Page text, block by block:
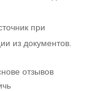
при
из документов.
отзывов